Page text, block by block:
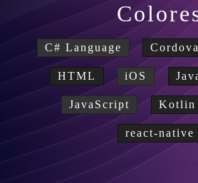
C# Language Cordova
HTML iOS
JavaScript Kotlin
react-native